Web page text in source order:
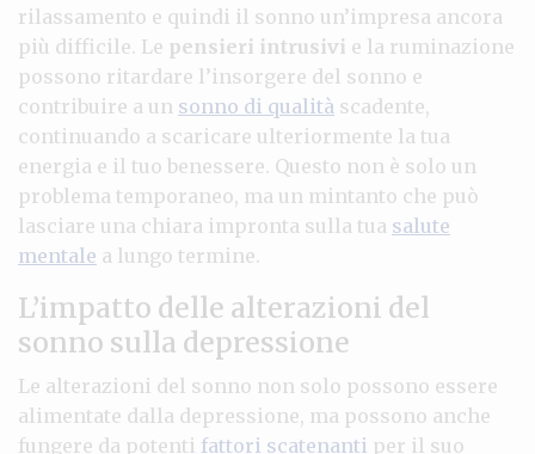
rilassamento e quindi il sonno un’impresa ancora
più difficile. Le pensieri intrusivi e la ruminazione
possono ritardare l’insorgere del sonno e
contribuire a un sonno di qualità scadente,
continuando a scaricare ulteriormente la tua
energia e il tuo benessere. Questo non è solo un
problema temporaneo, ma un mintanto che può
lasciare una chiara impronta sulla tua salute
mentale a lungo termine.
L’impatto delle alterazioni del
sonno sulla depressione
Le alterazioni del sonno non solo possono essere
alimentate dalla depressione, ma possono anche
fungere da potenti fattori scatenanti per il suo